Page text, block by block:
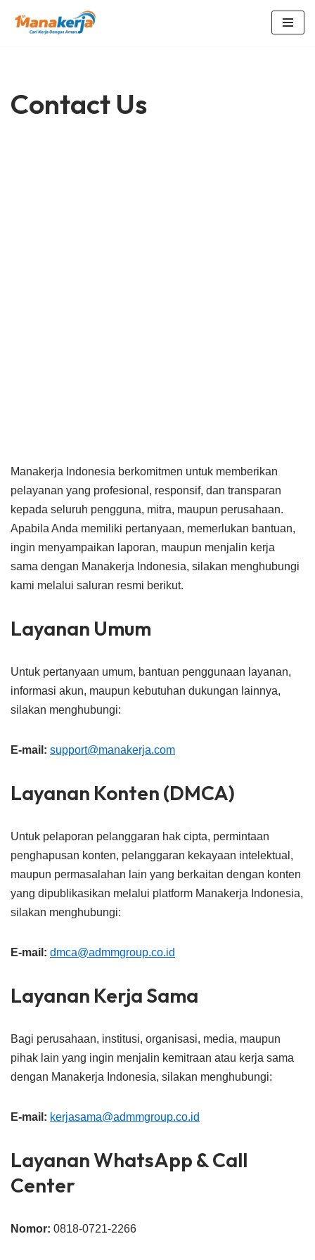
Contact Us
Manakerja Indonesia berkomitmen untuk memberikan
pelayanan yang profesional, responsif, dan transparan
kepada seluruh pengguna, mitra, maupun perusahaan.
Apabila Anda memiliki pertanyaan, memerlukan bantuan,
ingin menyampaikan laporan, maupun menjalin kerja
sama dengan Manakerja Indonesia, silakan menghubungi
kami melalui saluran resmi berikut.
Layanan Umum
Untuk pertanyaan umum, bantuan penggunaan layanan,
informasi akun, maupun kebutuhan dukungan lainnya,
silakan menghubungi:
E-mail: support@manakerja.com
Layanan Konten (DMCA)
Untuk pelaporan pelanggaran hak cipta, permintaan
penghapusan konten, pelanggaran kekayaan intelektual,
maupun permasalahan lain yang berkaitan dengan konten
yang dipublikasikan melalui platform Manakerja Indonesia,
silakan menghubungi:
E-mail: dmca@admmgroup.co.id
Layanan Kerja Sama
Bagi perusahaan, institusi, organisasi, media, maupun
pihak lain yang ingin menjalin kemitraan atau kerja sama
dengan Manakerja Indonesia, silakan menghubungi:
E-mail: kerjasama@admmgroup.co.id
Layanan WhatsApp & Call
Center
Nomor: 0818-0721-2266